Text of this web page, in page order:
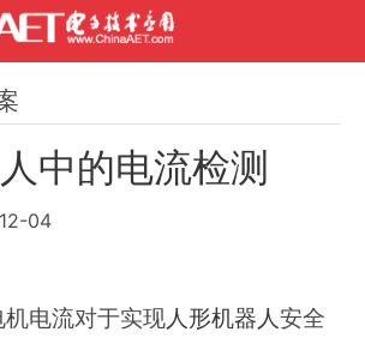
中的电流检测
04
电流对于实现人形机器人安全